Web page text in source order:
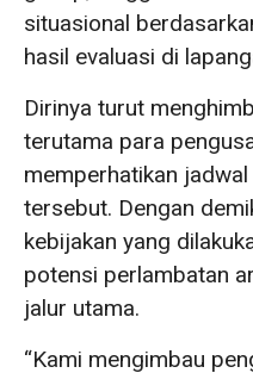
situasional
hasil evaluasi di
Dirinya turut
terutama para
memperhatikan
tersebut. Dengan
kebijakan yang
potensi perlambatan
jalur utama.
“Kami mengimbau